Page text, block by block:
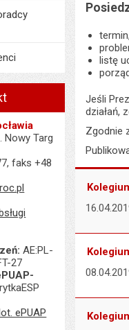
Nowy Targ
faks +48
AE:PL-
27
ePUAP
termin,
listę
Jeśli
działań,
Zgodnie